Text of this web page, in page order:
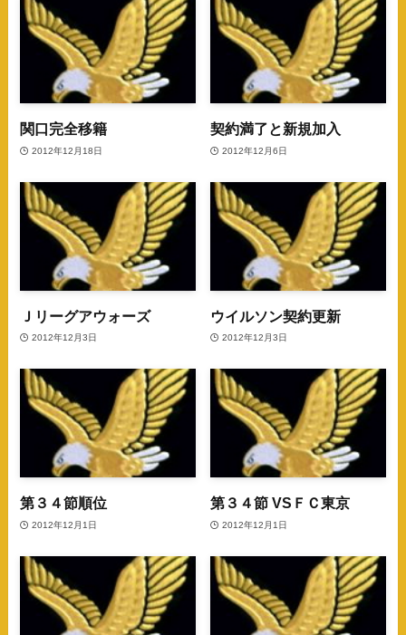
関口完全移籍
2012年12月18日
契約満了と新規加入
2012年12月6日
Ｊリーグアウォーズ
2012年12月3日
ウイルソン契約更新
2012年12月3日
第３４節順位
2012年12月1日
第３４節 VSＦＣ東京
2012年12月1日